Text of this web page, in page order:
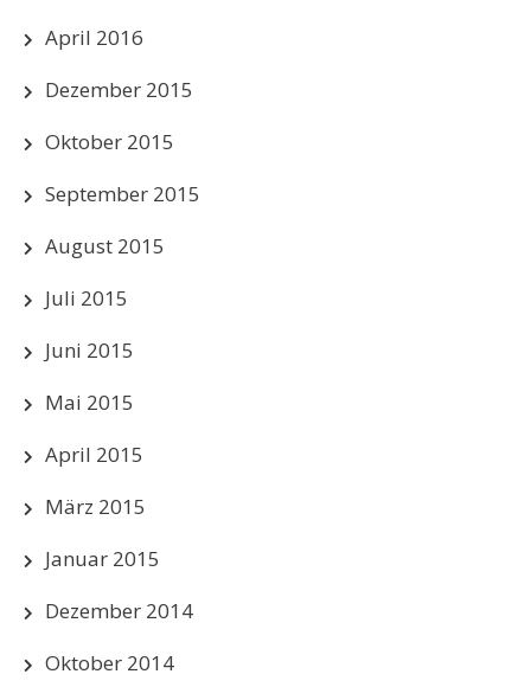
April 2016
Dezember 2015
Oktober 2015
September 2015
August 2015
Juli 2015
Juni 2015
Mai 2015
April 2015
März 2015
Januar 2015
Dezember 2014
Oktober 2014